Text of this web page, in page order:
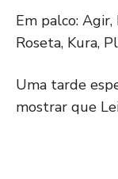
Em palco: Agir,
Roseta, Kura,
Uma tarde
mostrar que